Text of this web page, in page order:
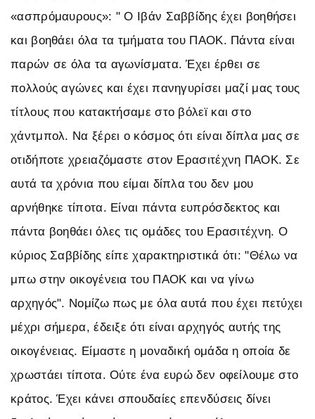
«ασπρόμαυρους»: " Ο Ιβάν Σαββίδης έχει βοηθήσει
και βοηθάει όλα τα τμήματα του ΠΑΟΚ. Πάντα είναι
παρών σε όλα τα αγωνίσματα. Έχει έρθει σε
πολλούς αγώνες και έχει πανηγυρίσει μαζί μας τους
τίτλους που κατακτήσαμε στο βόλεϊ και στο
χάντμπολ. Να ξέρει ο κόσμος ότι είναι δίπλα μας σε
οτιδήποτε χρειαζόμαστε στον Ερασιτέχνη ΠΑΟΚ. Σε
αυτά τα χρόνια που είμαι δίπλα του δεν μου
αρνήθηκε τίποτα. Είναι πάντα ευπρόσδεκτος και
πάντα βοηθάει όλες τις ομάδες του Ερασιτέχνη. Ο
κύριος Σαββίδης είπε χαρακτηριστικά ότι: "Θέλω να
μπω στην οικογένεια του ΠΑΟΚ και να γίνω
αρχηγός". Νομίζω πως με όλα αυτά που έχει πετύχει
μέχρι σήμερα, έδειξε ότι είναι αρχηγός αυτής της
οικογένειας. Είμαστε η μοναδική ομάδα η οποία δε
χρωστάει τίποτα. Ούτε ένα ευρώ δεν οφείλουμε στο
κράτος. Έχει κάνει σπουδαίες επενδύσεις δίνει